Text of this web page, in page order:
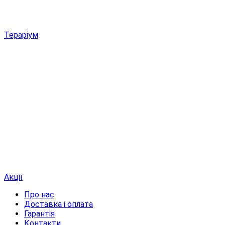
Тераріум
Акції
Про нас
Доставка і оплата
Гарантія